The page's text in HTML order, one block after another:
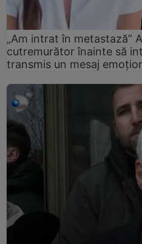
„Am intrat în metastază”
cutremurător înainte să
transmis un mesaj